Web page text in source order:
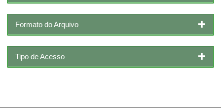
Formato do Arquivo
Tipo de Acesso